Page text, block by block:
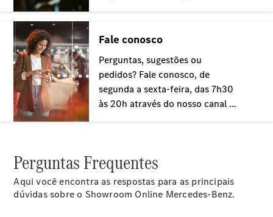
Todos os
Sedans
Classe C
Sedan
EQE
Sedan
Elétrico
Classe E
Sedan
Classe S
Sedan
Configurador
Test drive
Showroom
Perguntas Frequentes
Aqui você encontra as respostas para as principais
dúvidas sobre o Showroom Online Mercedes-Benz.